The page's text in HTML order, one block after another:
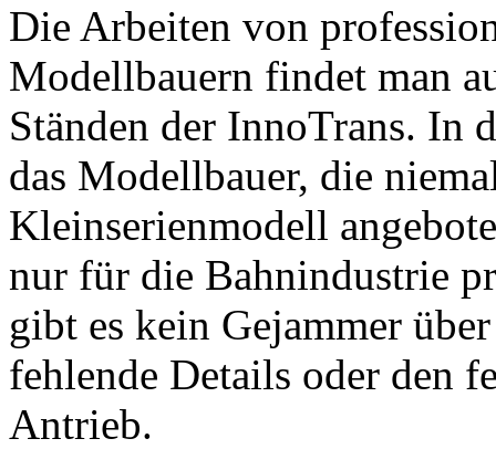
Die Arbeiten von
Modellbauern findet man
Ständen der InnoTrans. In
das Modellbauer, die
Kleinserienmodell
nur für die Bahnindustrie
gibt es kein Gejammer
fehlende Details oder den
Antrieb.